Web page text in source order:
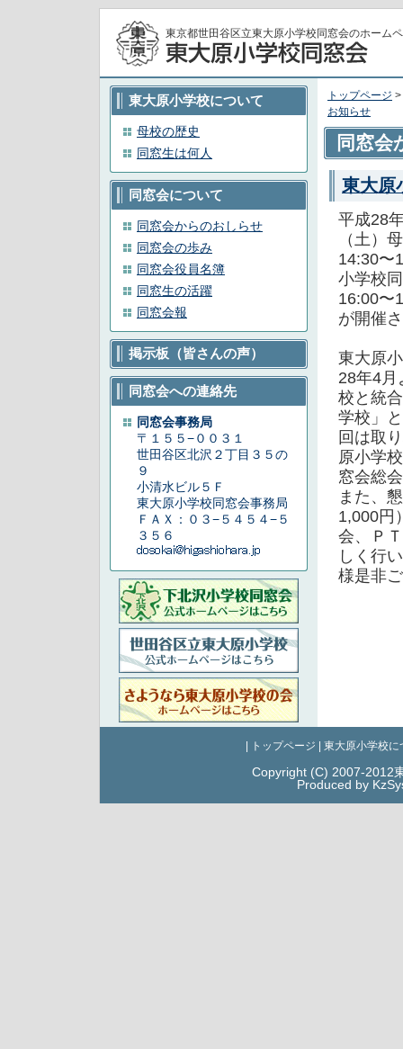
東京都世田谷区立東大原小学校同窓会のホーム
トップページ >
お知らせ
同窓会
東大原
平成28
（土）
14:30〜
小学校
16:00〜
が開催
東大原
28年4月
校と統
学校」
回は取
原小学
窓会総
また、
1,000円
会、Ｐ
しく行
様是非
東大原小学校について
母校の歴史
同窓生は何人
同窓会について
同窓会からのおしらせ
同窓会の歩み
同窓会役員名簿
同窓生の活躍
同窓会報
掲示板（皆さんの声）
同窓会への連絡先
同窓会事務局
〒１５５−００３１
世田谷区北沢２丁目３５の
９
小清水ビル５Ｆ
東大原小学校同窓会事務局
ＦＡＸ：０３−５４５４−５
３５６
トップページ 東大原小学校に
Copyright (C) 2007-2012
Produced by